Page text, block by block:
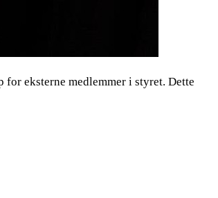
for eksterne medlemmer i styret. Dette